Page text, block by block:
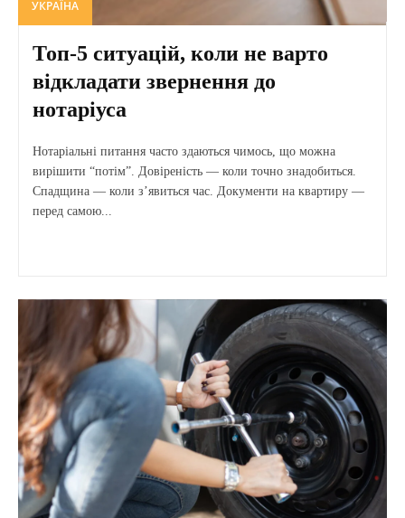
УКРАЇНА
Топ-5 ситуацій, коли не варто
відкладати звернення до
нотаріуса
Нотаріальні питання часто здаються чимось, що можна
вирішити “потім”. Довіреність — коли точно знадобиться.
Спадщина — коли з’явиться час. Документи на квартиру —
перед самою...